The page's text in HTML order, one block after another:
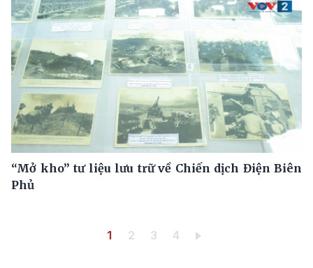
“Mở kho” tư liệu lưu trữ về Chiến dịch Điện Biên
Phủ
Trang hiện thời
1 Trang
2 Trang
3 Trang
4